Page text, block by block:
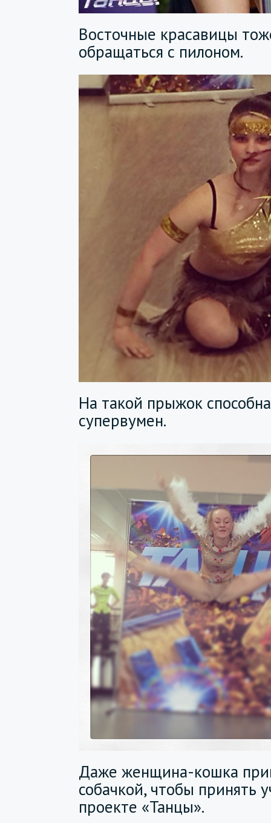
Восточные красавицы
обращаться с пилоном.
На такой прыжок
супервумен.
Даже женщина-кошка
собачкой, чтобы принять
проекте «Танцы».